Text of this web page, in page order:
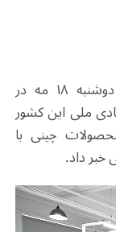
دفتر مطبوعاتی شورای دولتی چین، روز دوشنبه ۱۸ مه در
ملی این کشور
محصولات چینی با
خبر داد.